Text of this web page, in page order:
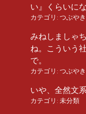
い』くらいに
カテゴリ: つぶやき
みねしましゃ
ね。こういう
で。
カテゴリ: つぶやき
いや、全然文
カテゴリ: 未分類